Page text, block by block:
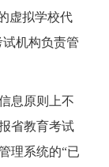
虚拟学校代
试机构负责管
息原则上不
省教育考试
理系统的“已